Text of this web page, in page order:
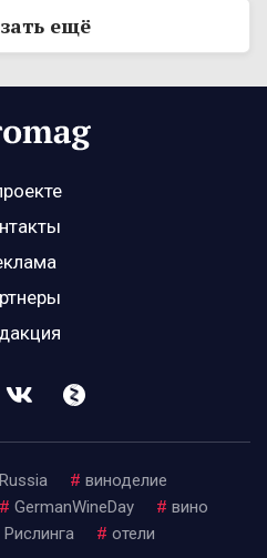
ещё
# виноделие
# GermanWineDay # вино
# отели